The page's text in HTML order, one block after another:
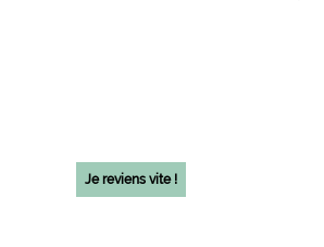
Je reviens vite !